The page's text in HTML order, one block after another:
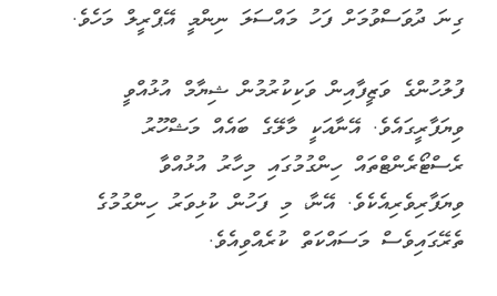
ގިނަ ދުވަސްވުމަށް ފަހު މައްސަލަ ނިންމީ އޭޕްރީލް މަހެވެ.
ފުލުހުންގެ ވަޒީފާއިން ވަކިކުރުމުން ޝިޔާމް އުޅުއްވީ
ވިޔަފާރީގައެވެ. އޭނާއަކީ މާލޭގެ ބައެއް މަޝްހޫރު
ރެސްޓޯރެންޓްތައް ހިންގުމުގައި މިހާރު އުޅުއްވާ
ވިޔަފާރިވެރިއެކެވެ. އޭނާ، މި ފަހުން ކުޅިވަރު ހިންގުމުގެ
ތެރޭގައިވެސް މަސައްކަތް ކުރެއްވިއެވެ.